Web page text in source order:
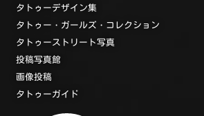
タトゥーデザイン集
タトゥー・ガールズ・コレクション
タトゥーストリート写真
投稿写真館
画像投稿
タトゥーガイド